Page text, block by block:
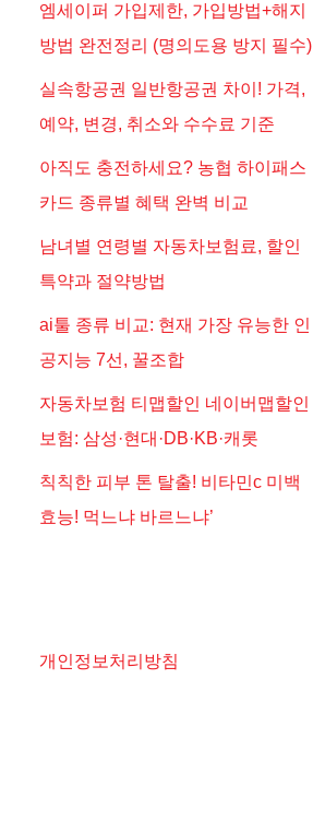
엠세이퍼 가입제한, 가입방법+해지
방법 완전정리 (명의도용 방지 필수)
실속항공권 일반항공권 차이! 가격,
예약, 변경, 취소와 수수료 기준
아직도 충전하세요? 농협 하이패스
카드 종류별 혜택 완벽 비교
남녀별 연령별 자동차보험료, 할인
특약과 절약방법
ai툴 종류 비교: 현재 가장 유능한 인
공지능 7선, 꿀조합
자동차보험 티맵할인 네이버맵할인
보험: 삼성·현대·DB·KB·캐롯
칙칙한 피부 톤 탈출! 비타민c 미백
효능! 먹느냐 바르느냐’
개인정보처리방침